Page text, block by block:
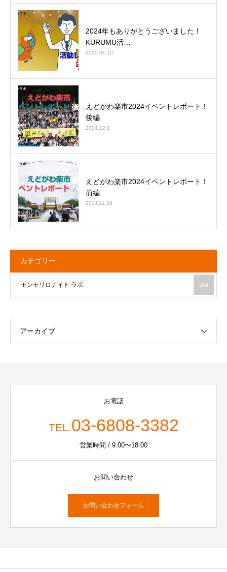
2024年もありがとうございました！
KURUMU活…
2025.01.10
えどがわ楽市2024イベントレポート！
後編
2024.12.2
えどがわ楽市2024イベントレポート！
前編
2024.11.28
カテゴリー
モンモリロナイト ラボ 364
アーカイブ
お電話
TEL.03-6808-3382
営業時間 / 9:00〜18:00
お問い合わせ
お問い合わせフォーム